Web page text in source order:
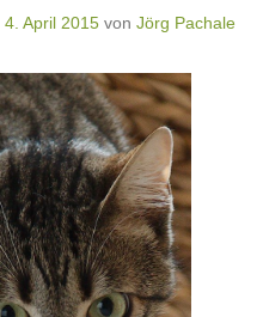
4. April 2015 von Jörg Pachale